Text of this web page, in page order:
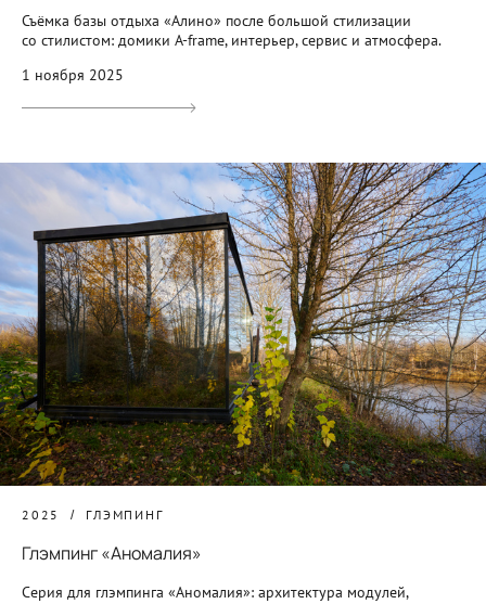
Съёмка базы отдыха «Алино» после большой стилизации
со стилистом: домики A-frame, интерьер, сервис и атмосфера.
1 ноября 2025
2025 ГЛЭМПИНГ
Глэмпинг «Аномалия»
Серия для глэмпинга «Аномалия»: архитектура модулей,